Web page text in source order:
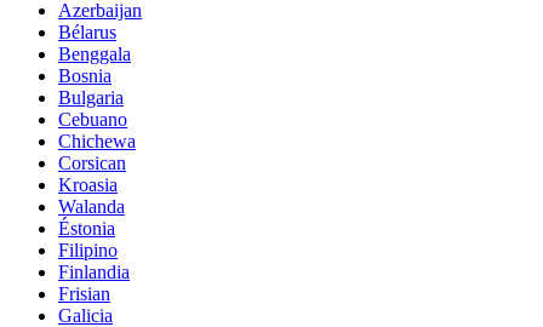
Azerbaijan
Bélarus
Benggala
Bosnia
Bulgaria
Cebuano
Chichewa
Corsican
Kroasia
Walanda
Éstonia
Filipino
Finlandia
Frisian
Galicia